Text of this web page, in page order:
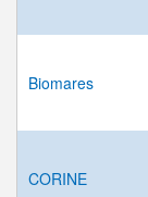
Biomares
CORINE